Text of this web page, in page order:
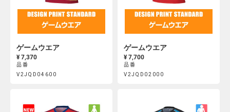
ゲームウエア
¥ 7,370
Product
Actions
品番
V2JQD04600
ゲームウエア
¥ 7,700
Product
Actions
品番
V2JQD02000